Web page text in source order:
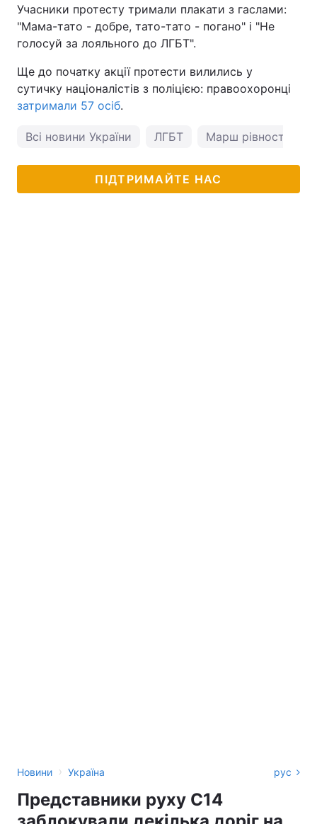
Учасники протесту тримали плакати з гаслами:
"Мама-тато - добре, тато-тато - погано" і "Не
голосуй за лояльного до ЛГБТ".
Ще до початку акції протести вилились у
сутичку націоналістів з поліцією: правоохоронці
затримали 57 осіб.
Всі новини України ЛГБТ Марш рівності
ПІДТРИМАЙТЕ НАС
Новини › Україна рус
Представники руху С14